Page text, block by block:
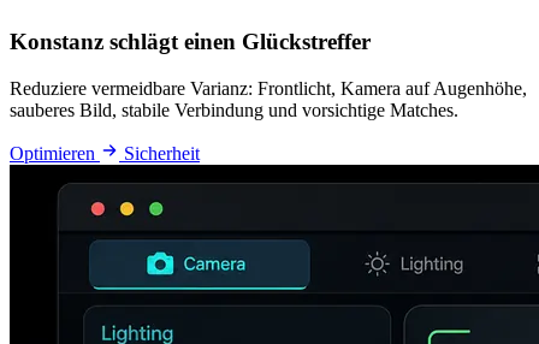
Konstanz schlägt einen Glückstreffer
Reduziere vermeidbare Varianz: Frontlicht, Kamera auf Augenhöhe,
sauberes Bild, stabile Verbindung und vorsichtige Matches.
Optimieren Sicherheit